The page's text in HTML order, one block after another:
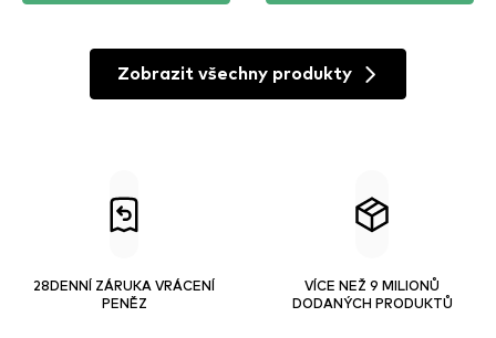
Zobrazit všechny produkty
28DENNÍ ZÁRUKA VRÁCENÍ
PENĚZ
VÍCE NEŽ 9 MILIONŮ
DODANÝCH PRODUKTŮ